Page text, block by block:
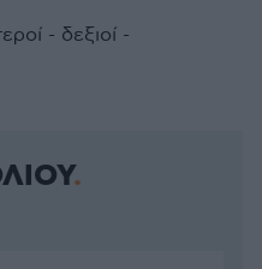
- δεξιοί -